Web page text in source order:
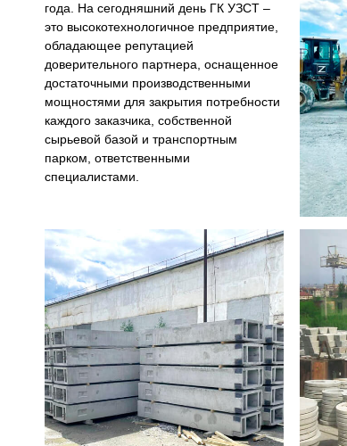
года. На сегодняшний день ГК УЗСТ –
это высокотехнологичное предприятие,
обладающее репутацией
доверительного партнера, оснащенное
достаточными производственными
мощностями для закрытия потребности
каждого заказчика, собственной
сырьевой базой и транспортным
парком, ответственными
специалистами.